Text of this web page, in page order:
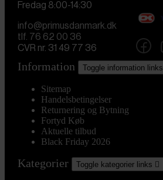
Fredag 8:00-14:30
info@primusdanmark.dk
tlf. 76 62 00 36
CVR nr. 31 49 77 36
Information Toggle information links
Sitemap
Handelsbetingelser
Returnering og Bytning
Fortyd Køb
Aktuelle tilbud
Black Friday 2026
Kategorier Toggle kategorier links 